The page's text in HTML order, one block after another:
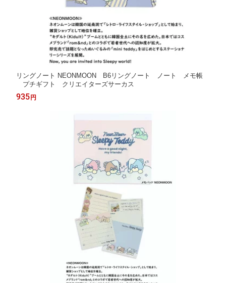
リングノート NEONMOON B6リングノート ノート メモ帳
プチギフト クリエイターズサーカス
935 円